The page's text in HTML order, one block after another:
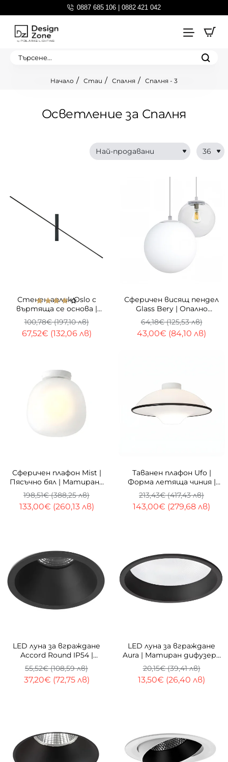
0887 685 106 | 0882 421 042
Търсене...
Осветление за Спалня
Стаи Спалня Спалня - 3
Стенен аплик Oslo с
въртяща се основа |
3000K | IP23 | Два размера
67,52€ (132,06 лв)
100,78€ (197,10 лв)
Сферичен висящ пендел
Glass Bery | Опално
стъкло
43,00€ (84,10 лв)
64,18€ (125,53 лв)
Сферичен плафон Mist |
Пясъчно бял | Матирано
стъкло | E27
133,00€ (260,13 лв)
198,51€ (388,25 лв)
Таванен плафон Ufo |
Форма летяща чиния |
E27 | Бяло/черно
143,00€ (279,68 лв)
213,43€ (417,43 лв)
LED луна за вграждане
Accord Round IP54 |
Димиране | 3000K / 3500K
/ 4000K
37,20€ (72,75 лв)
55,52€ (108,59 лв)
LED луна за вграждане
Aura | Матиран дифузер |
CCT
13,50€ (26,40 лв)
20,15€ (39,41 лв)